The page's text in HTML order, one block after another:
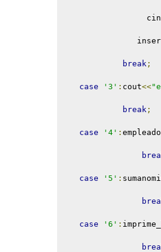
cin
break ;
case '3' : cout<<
break ;
case '4' :
case '5' :
case '6' :